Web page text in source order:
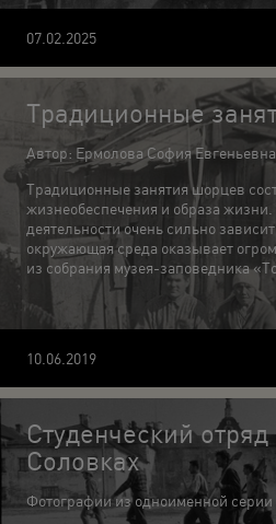
07.02.2025
Традиционные
Автор: Ермолова София Евгеньевна
Традиционные занятия шорцев
жизнеобеспечения и образа жизни.
деятельности очень сильно
окружающая среда оказывает
из собрания музея-заповедника
10.06.2019
Студенческий
Соловках
Фотографии из одноименной серии